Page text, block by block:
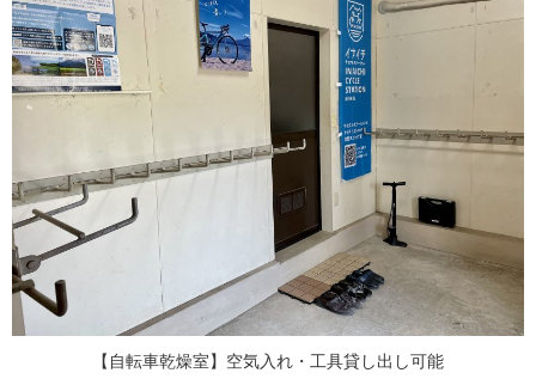
【自転車乾燥室】空気入れ・工具貸し出し可能